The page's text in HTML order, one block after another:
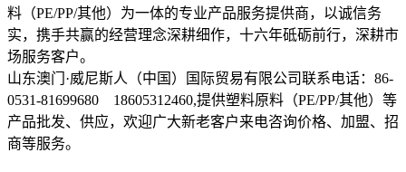
料（PE/PP/其他）为一体的专业产品服务提供商，以诚信务
实，携手共赢的经营理念深耕细作，十六年砥砺前行，深耕市
场服务客户。
山东澳门·威尼斯人（中国）国际贸易有限公司联系电话：86-
0531-81699680 18605312460,提供塑料原料（PE/PP/其他）等
产品批发、供应，欢迎广大新老客户来电咨询价格、加盟、招
商等服务。